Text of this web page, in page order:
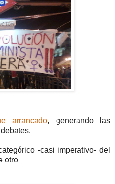
arrancado, generando las
-casi imperativo- del
otro: